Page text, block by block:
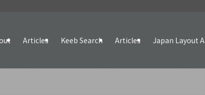
Articles Keeb Search Articles Japan Layout